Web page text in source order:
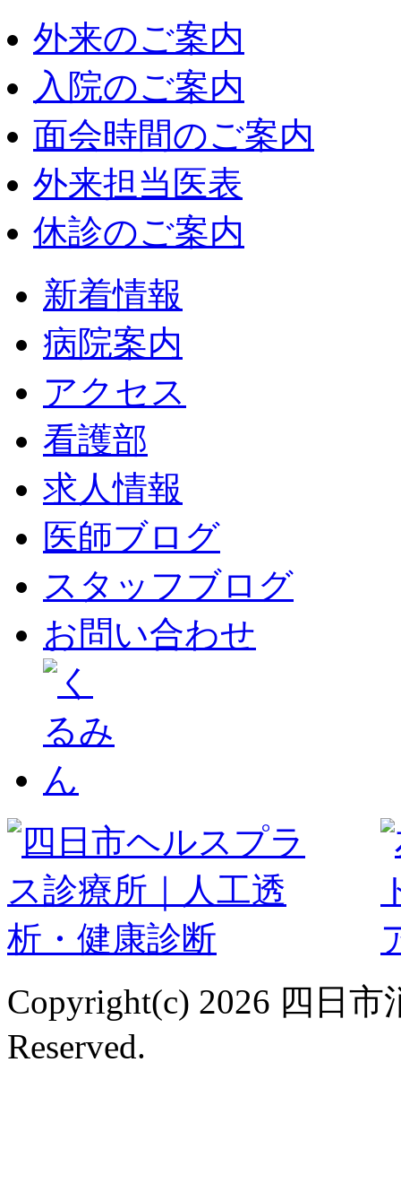
外来のご案内
入院のご案内
面会時間のご案内
外来担当医表
休診のご案内
新着情報
病院案内
アクセス
看護部
求人情報
医師ブログ
スタッフブログ
お問い合わせ
Copyright(c) 2026 四日
Reserved.